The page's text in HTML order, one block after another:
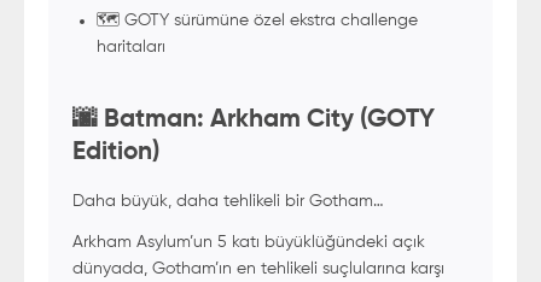
🗺️ GOTY sürümüne özel ekstra challenge
haritaları
🌆 Batman: Arkham City (GOTY
Edition)
Daha büyük, daha tehlikeli bir Gotham…
Arkham Asylum’un 5 katı büyüklüğündeki açık
dünyada, Gotham’ın en tehlikeli suçlularına karşı